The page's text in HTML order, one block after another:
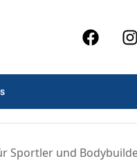
Sportler und